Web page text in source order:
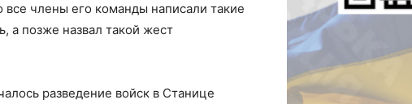
члены его команды написали такие
а позже назвал такой жест
разведение войск в Станице